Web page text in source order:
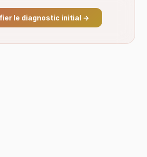
le diagnostic initial →